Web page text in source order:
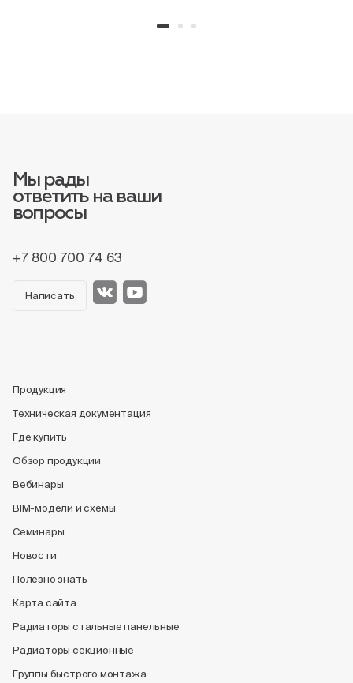
Мы рады
ответить на ваши
вопросы
+7 800 700 74 63
Написать
Продукция
Техническая документация
Где купить
Обзор продукции
Вебинары
BIM-модели и схемы
Семинары
Новости
Полезно знать
Карта сайта
Радиаторы стальные панельные
Радиаторы секционные
Группы быстрого монтажа